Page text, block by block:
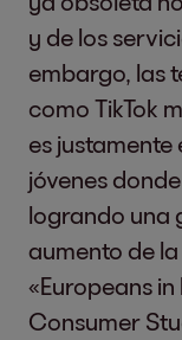
y de los
embargo, las
como TikTok
es justamente
jóvenes
logrando una
aumento de
«Europeans in
Consumer